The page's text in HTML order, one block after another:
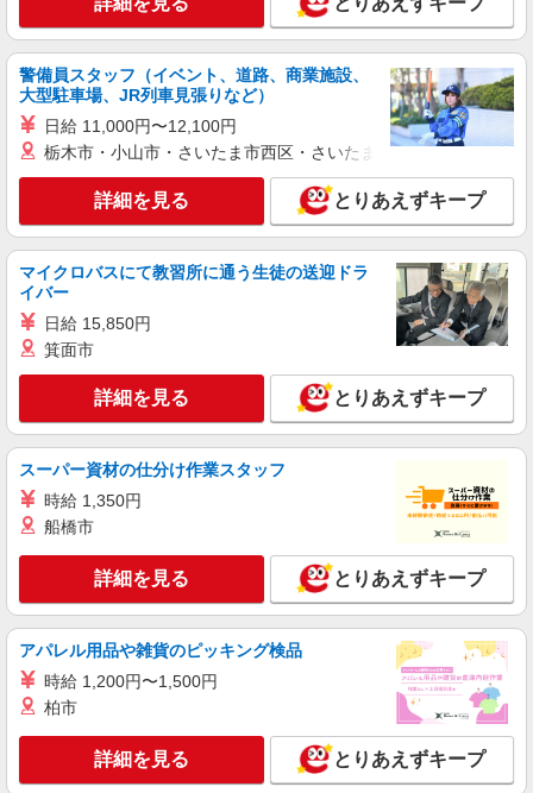
警備員スタッフ（イベント、道路、商業施設、
大型駐車場、JR列車見張りなど）
日給 11,000円〜12,100円
栃木市・小山市・さいたま市西区・さいたま市岩槻区・久喜市・
詳細を見る とりあえずキープ
マイクロバスにて教習所に通う生徒の送迎ドラ
イバー
日給 15,850円
箕面市
詳細を見る とりあえずキープ
スーパー資材の仕分け作業スタッフ
時給 1,350円
船橋市
詳細を見る とりあえずキープ
アパレル用品や雑貨のピッキング検品
時給 1,200円〜1,500円
柏市
詳細を見る とりあえずキープ